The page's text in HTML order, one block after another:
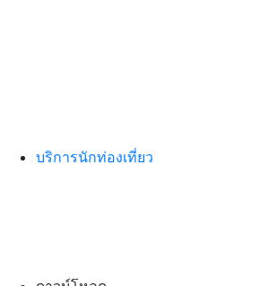
บริการนักท่องเที่ยว